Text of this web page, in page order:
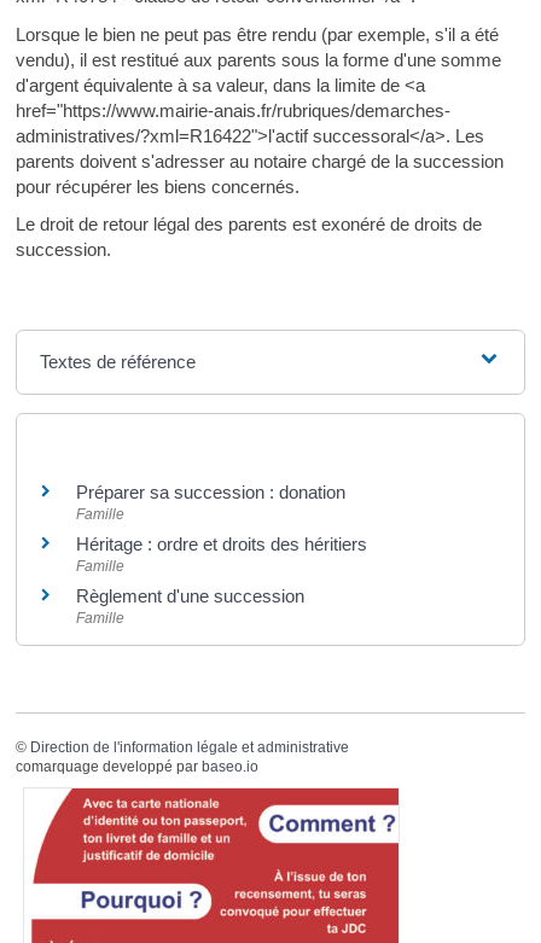
Lorsque le bien ne peut pas être rendu (par exemple, s'il a été
vendu), il est restitué aux parents sous la forme d'une somme
d'argent équivalente à sa valeur, dans la limite de <a
href="https://www.mairie-anais.fr/rubriques/demarches-
administratives/?xml=R16422">l'actif successoral</a>. Les
parents doivent s'adresser au notaire chargé de la succession
pour récupérer les biens concernés.
Le droit de retour légal des parents est exonéré de droits de
succession.
Textes de référence
Préparer sa succession : donation
Famille
Héritage : ordre et droits des héritiers
Famille
Règlement d'une succession
Famille
© Direction de l'information légale et administrative
comarquage developpé par baseo.io